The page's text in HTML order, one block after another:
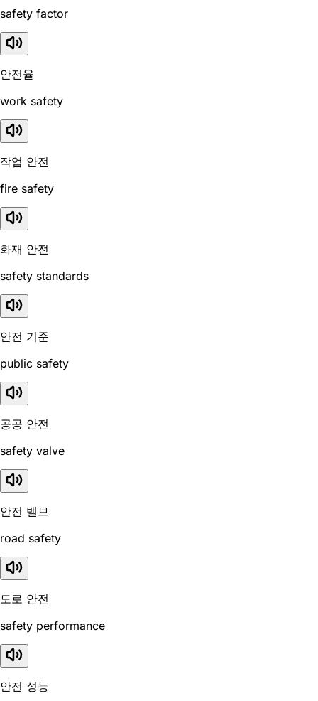
safety factor
안전율
work safety
작업 안전
fire safety
화재 안전
safety standards
안전 기준
public safety
공공 안전
safety valve
안전 밸브
road safety
도로 안전
safety performance
안전 성능